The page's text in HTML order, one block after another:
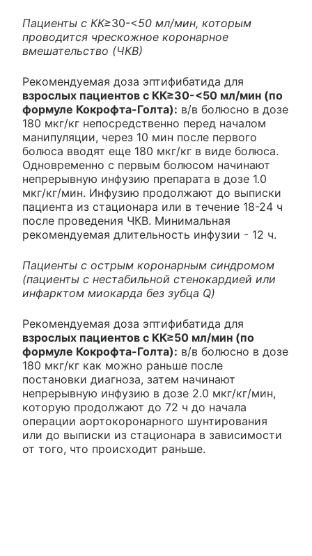
Пациенты с КК≥30-<50 мл/мин, которым
проводится чрескожное коронарное
вмешательство (ЧКВ)
Рекомендуемая доза эптифибатида для
взрослых пациентов с КК≥30-<50 мл/мин (по
формуле Кокрофта-Голта): в/в болюсно в дозе
180 мкг/кг непосредственно перед началом
манипуляции, через 10 мин после первого
болюса вводят еще 180 мкг/кг в виде болюса.
Одновременно с первым болюсом начинают
непрерывную инфузию препарата в дозе 1.0
мкг/кг/мин. Инфузию продолжают до выписки
пациента из стационара или в течение 18-24 ч
после проведения ЧКВ. Минимальная
рекомендуемая длительность инфузии - 12 ч.
Пациенты с острым коронарным синдромом
(пациенты с нестабильной стенокардией или
инфарктом миокарда без зубца Q)
Рекомендуемая доза эптифибатида для
взрослых пациентов с КК≥50 мл/мин (по
формуле Кокрофта-Голта): в/в болюсно в дозе
180 мкг/кг как можно раньше после
постановки диагноза, затем начинают
непрерывную инфузию в дозе 2.0 мкг/кг/мин,
которую продолжают до 72 ч до начала
операции аортокоронарного шунтирования
или до выписки из стационара в зависимости
от того, что происходит раньше.